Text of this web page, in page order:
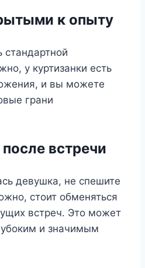
к опыту
стандартной
у куртизанки есть
и вы можете
грани
встречи
девушка, не спешите
стоит обменяться
встреч. Это может
и значимым